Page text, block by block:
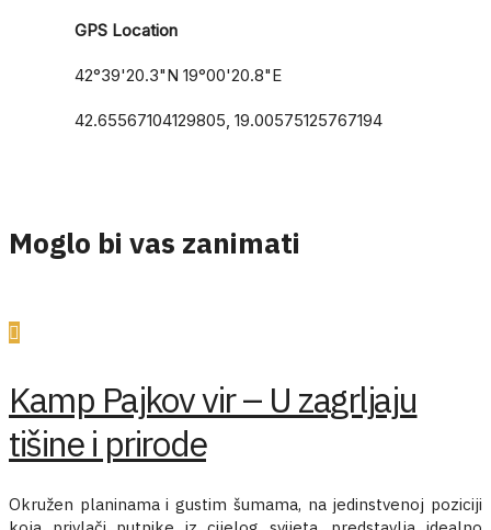
GPS Location
42°39'20.3"N 19°00'20.8"E
42.65567104129805, 19.00575125767194
Moglo bi vas zanimati
Kamp Pajkov vir – U zagrljaju
tišine i prirode
Okružen planinama i gustim šumama, na jedinstvenoj poziciji